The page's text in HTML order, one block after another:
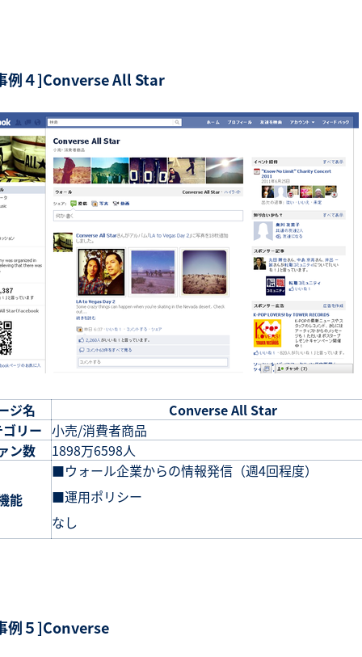
例４]Converse All Star
ジ名
Converse All Star
リー 小売/消費者商品
ン数
1898万6598人
能
■ウォール企業からの情報発信（週4回程度）
■運用ポリシー
なし
例５]Converse